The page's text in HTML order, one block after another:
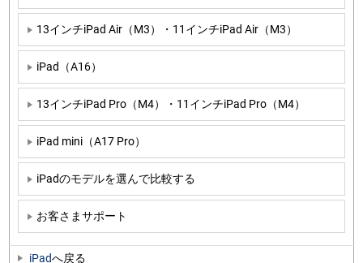
13インチiPad Air（M3）・11インチiPad Air（M3）
iPad（A16）
13インチiPad Pro（M4）・11インチiPad Pro（M4）
iPad mini（A17 Pro）
iPadのモデルを選んで比較する
お客さまサポート
iPadへ戻る